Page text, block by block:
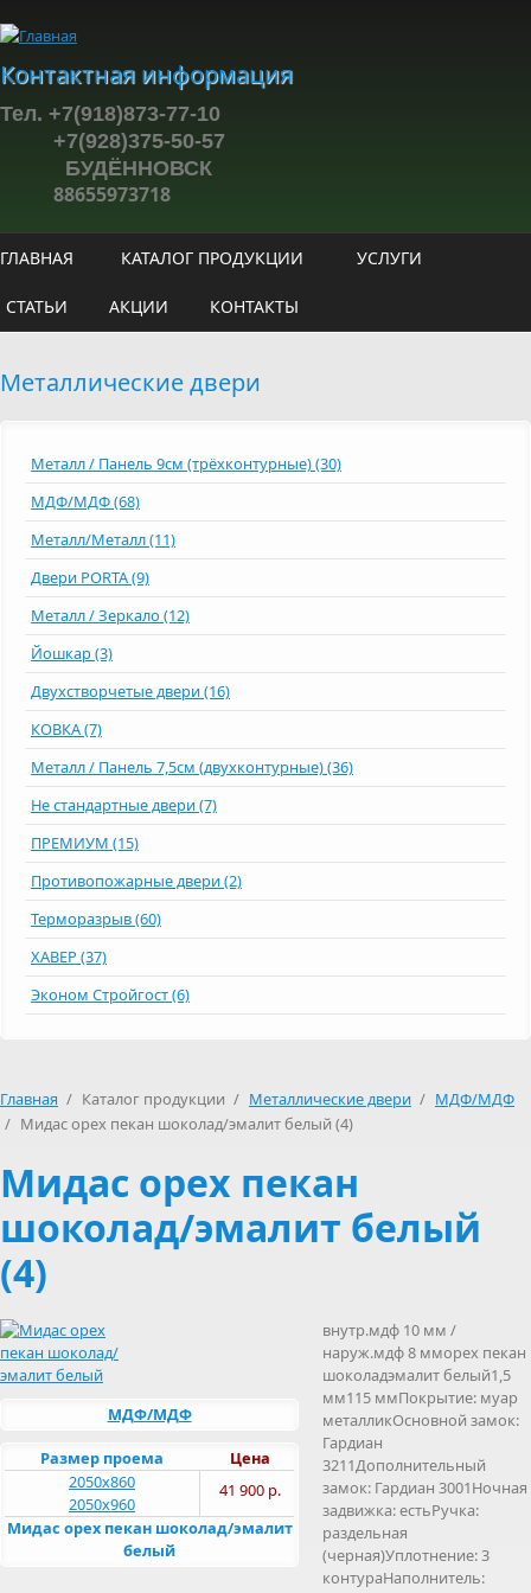
Контактная информация
Тел. +7(918)873-77-10
+7(928)375-50-57
БУДЁННОВСК
88655973718
ГЛАВНАЯ КАТАЛОГ ПРОДУКЦИИ УСЛУГИ
СТАТЬИ АКЦИИ КОНТАКТЫ
Металлические двери
Металл / Панель 9см (трёхконтурные) (30)
МДФ/МДФ (68)
Металл/Металл (11)
Двери PORTA (9)
Металл / Зеркало (12)
Йошкар (3)
Двухстворчетые двери (16)
КОВКА (7)
Металл / Панель 7,5см (двухконтурные) (36)
Не стандартные двери (7)
ПРЕМИУМ (15)
Противопожарные двери (2)
Терморазрыв (60)
ХАВЕР (37)
Эконом Стройгост (6)
Главная / Каталог продукции / Металлические двери / МДФ/МДФ
/ Мидас орех пекан шоколад/эмалит белый (4)
Мидас орех пекан
шоколад/эмалит белый
(4)
МДФ/МДФ
Цена
Размер проема
41 900 р.
2050х860
2050х960
Мидас орех пекан шоколад/эмалит
белый
внутр.мдф 10 мм /
наруж.мдф 8 мморех пекан
шоколадэмалит белый1,5
мм115 ммПокрытие: муар
металликОсновной замок:
Гардиан
3211Дополнительный
замок: Гардиан 3001Ночная
задвижка: естьРучка:
раздельная
(черная)Уплотнение: 3
контураНаполнитель: